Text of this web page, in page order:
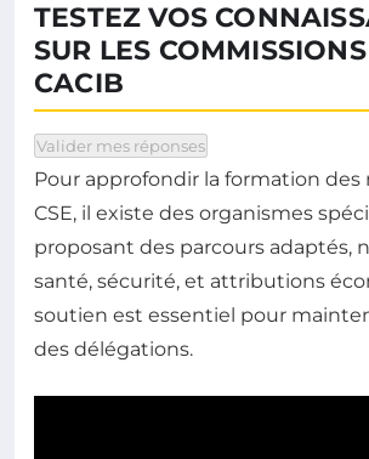
TESTEZ VOS
SUR LES
CACIB
Pour chaque question,
Valider mes réponses
Pour approfondir la formation
CSE, il existe des organismes
proposant des parcours adaptés,
santé, sécurité, et attributions
soutien est essentiel pour
des délégations.